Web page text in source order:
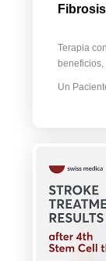
Terapia
Un